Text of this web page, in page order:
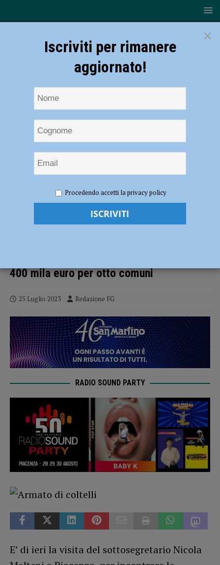
del 7% rispetto al 2022: diminuiscono rapine e spaccio, in aumento i
furti. Videosorveglianza: oltre 400 mila euro per otto comuni
Reati, calo del 7% rispetto al 2022:
400 mila euro per otto comuni
25 Luglio 2023 Redazione FG
RADIO SOUND PARTY
E’ di ieri la visita del sottosegretario Nicola
×
Iscriviti per rimanere
aggiornato!
Procedendo accetti la privacy policy